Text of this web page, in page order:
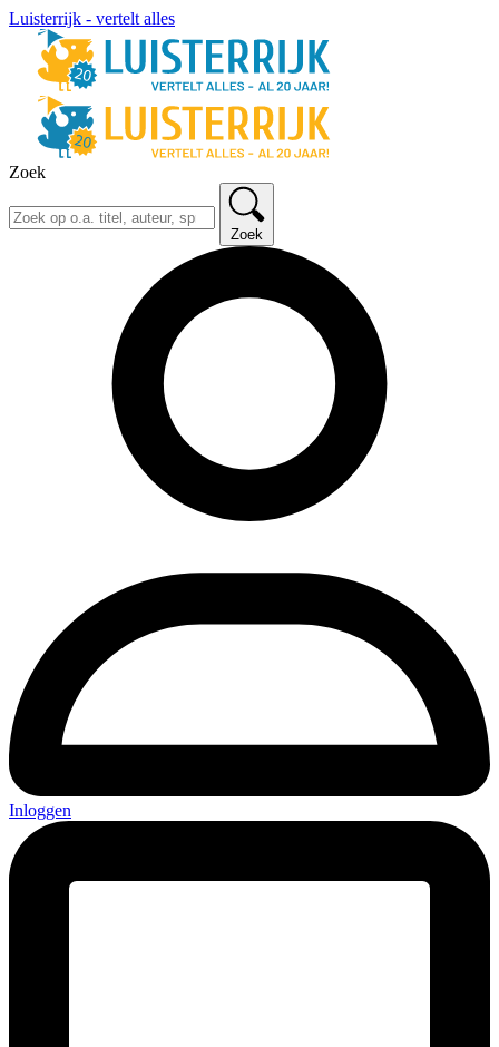
Luisterrijk - vertelt alles
Zoek
Zoek
Inloggen